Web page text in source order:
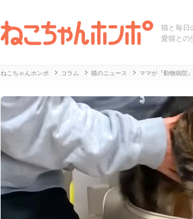
猫と毎日
愛猫との
ねこちゃんホンポ コラム 猫のニュース ママが『動物病院